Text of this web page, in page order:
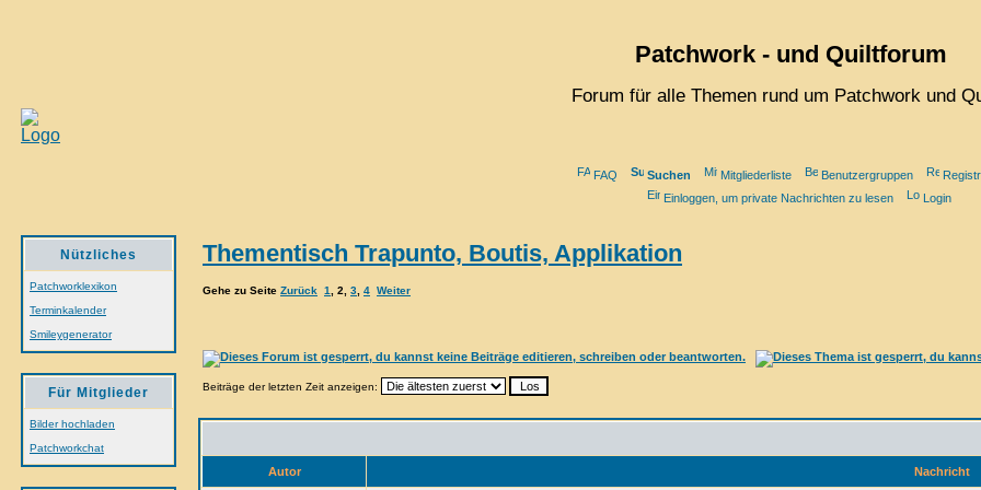
Patchwork - und Quiltforum
Forum für alle Themen rund um Patchwork und
FAQ Suchen Mitgliederliste Benutzergruppen
Einloggen, um private Nachrichten zu lesen
Login
Nützliches
Patchworklexikon
Terminkalender
Smileygenerator
Für Mitglieder
Bilder hochladen
Patchworkchat
Thementisch Trapunto, Boutis, Applikation
Gehe zu Seite Zurück 1 2 3 4 Weiter
Beiträge der letzten Zeit anzeigen:
Autor
Nachricht